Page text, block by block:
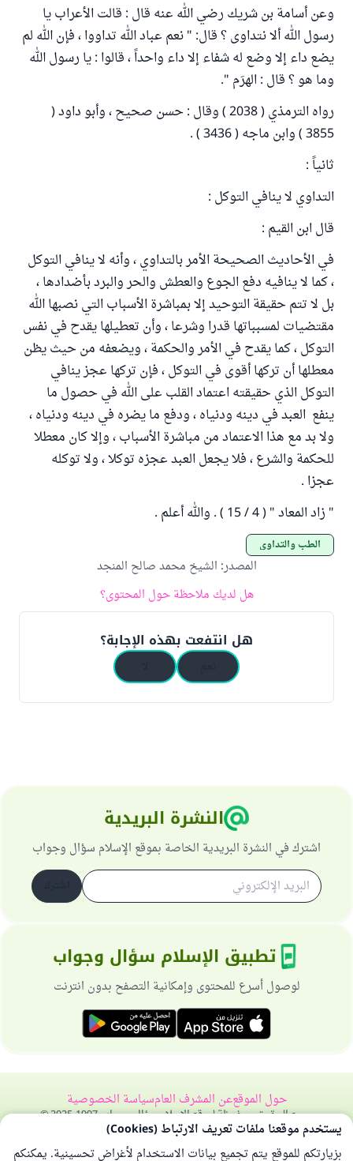
وعن أسامة بن شريك رضي الله عنه قال : قالت الأعراب يا
رسول الله ألا نتداوى ؟ قال: " نعم عباد الله تداووا ، فإن الله لم
يضع داء إلا وضع له شفاء إلا داء واحداً ، قالوا : يا رسول الله
وما هو ؟ قال : الهرَم ".
رواه الترمذي ( 2038 ) وقال : حسن صحيح ، وأبو داود (
3855 ) وابن ماجه ( 3436 ) .
ثانياً :
التداوي لا ينافي التوكل :
قال ابن القيم :
في الأحاديث الصحيحة الأمر بالتداوي ، وأنه لا ينافي التوكل
، كما لا ينافيه دفع الجوع والعطش والحر والبرد بأضدادها ،
بل لا تتم حقيقة التوحيد إلا بمباشرة الأسباب التي نصبها الله
مقتضيات لمسبباتها قدرا وشرعا ، وأن تعطيلها يقدح في نفس
التوكل ، كما يقدح في الأمر والحكمة ، ويضعفه من حيث يظن
معطلها أن تركها أقوى في التوكل ، فإن تركها عجز ينافي
التوكل الذي حقيقته اعتماد القلب على الله في حصول ما
ينفع العبد في دينه ودنياه ، ودفع ما يضره في دينه ودنياه ،
ولا بد مع هذا الاعتماد من مباشرة الأسباب ، وإلا كان معطلا
للحكمة والشرع ، فلا يجعل العبد عجزه توكلا ، ولا توكله
عجزا .
" زاد المعاد " ( 4 / 15 ) . والله أعلم .
الطب والتداوي
المصدر: الشيخ محمد صالح المنجد
هل لديك ملاحظة حول المحتوى؟
هل انتفعت بهذه الإجابة؟
النشرة البريدية
اشترك في النشرة البريدية الخاصة بموقع الإسلام سؤال وجواب
تطبيق الإسلام سؤال وجواب
لوصول أسرع للمحتوى وإمكانية التصفح بدون انترنت
حول الموقععن المشرف العامسياسة الخصوصية
جميع الحقوق محفوظة لموقع الإسلام سؤال وجواب 1997-2025 ©
يستخدم موقعنا ملفات تعريف الارتباط (Cookies)
بزيارتكم للموقع يتم تجميع بيانات الاستخدام لأغراض تحسينية. يمكنكم